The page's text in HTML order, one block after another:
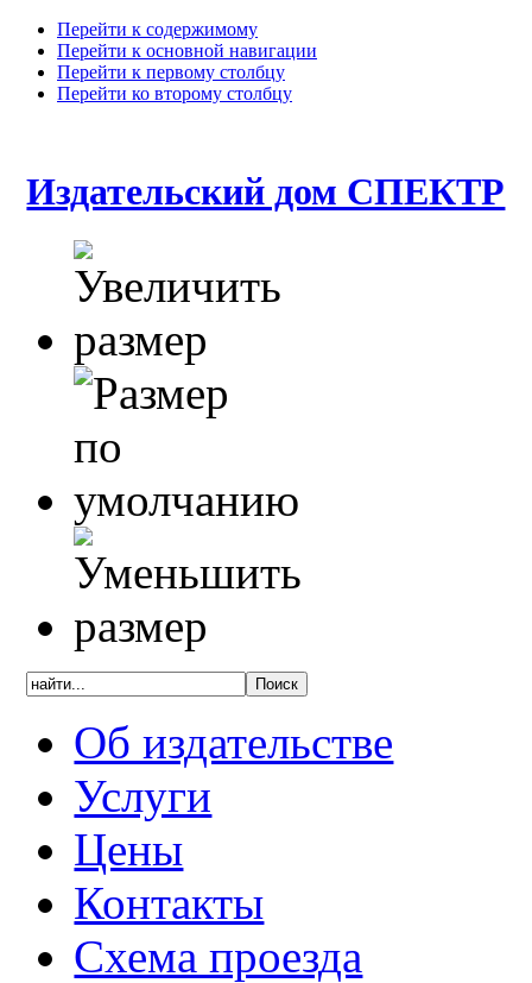
Перейти к содержимому
Перейти к основной навигации
Перейти к первому столбцу
Перейти ко второму столбцу
Издательский дом СПЕКТР
Об издательстве
Услуги
Цены
Контакты
Схема проезда